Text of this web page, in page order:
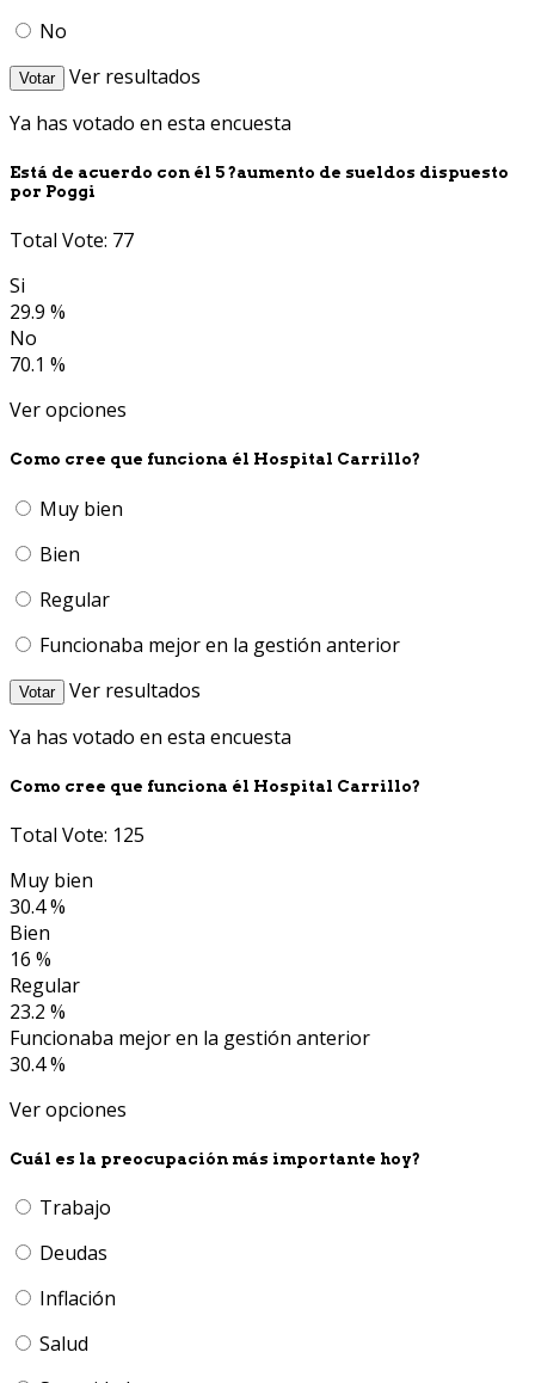
No
Votar
Ver resultados
Ya has votado en esta encuesta
Está de acuerdo con él 5 ?aumento de sueldos dispuesto
por Poggi
Total Vote: 77
Si
29.9 %
No
70.1 %
Ver opciones
Como cree que funciona él Hospital Carrillo?
Muy bien
Bien
Regular
Funcionaba mejor en la gestión anterior
Votar
Ver resultados
Ya has votado en esta encuesta
Como cree que funciona él Hospital Carrillo?
Total Vote: 125
Muy bien
30.4 %
Bien
16 %
Regular
23.2 %
Funcionaba mejor en la gestión anterior
30.4 %
Ver opciones
Cuál es la preocupación más importante hoy?
Trabajo
Deudas
Inflación
Salud